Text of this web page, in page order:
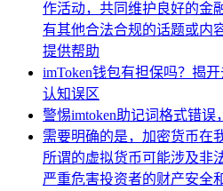
作活动，共同维护良好的金
有其他合法合规的话题或内
提供帮助
imToken钱包有担保吗？揭
认知误区
警惕imtoken助记词格式错
需要明确的是，加密货币在
所谓的虚拟货币可能涉及非
严重危害投资者的财产安全